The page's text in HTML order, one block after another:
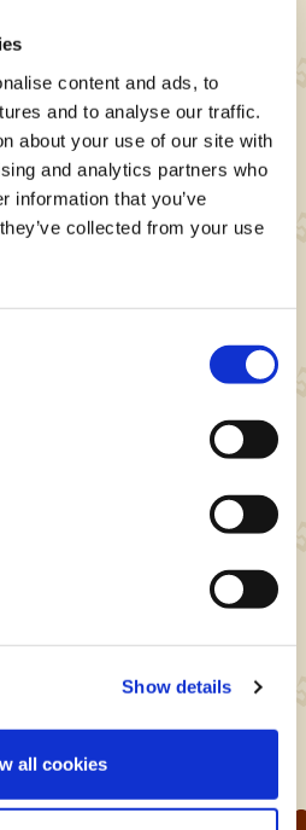
content and ads, to
and to analyse our traffic.
about your use of our site with
and analytics partners who
information that you’ve
collected from your use
Show details
all cookies
que amenazan
de